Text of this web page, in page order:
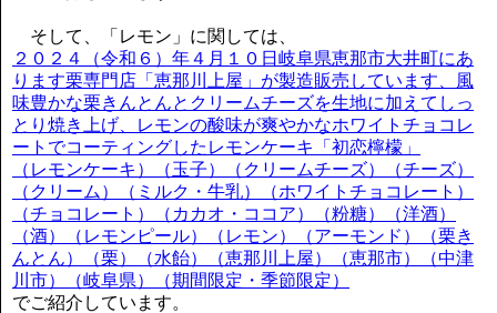
そして、「レモン」に関しては、
２０２４（令和６）年４月１０日岐阜県恵那市大井町にあ
ります栗専門店「恵那川上屋」が製造販売しています、風
味豊かな栗きんとんとクリームチーズを生地に加えてしっ
とり焼き上げ、レモンの酸味が爽やかなホワイトチョコレ
ートでコーティングしたレモンケーキ「初恋檸檬」
（レモンケーキ）（玉子）（クリームチーズ）（チーズ）
（クリーム）（ミルク・牛乳）（ホワイトチョコレート）
（チョコレート）（カカオ・ココア）（粉糖）（洋酒）
（酒）（レモンピール）（レモン）（アーモンド）（栗き
んとん）（栗）（水飴）（恵那川上屋）（恵那市）（中津
川市）（岐阜県）（期間限定・季節限定）
でご紹介しています。